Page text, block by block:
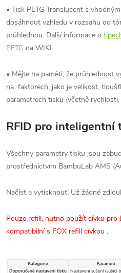
• Tisk PETG Translucent s
dosáhnout vzhledu v rozsahu od
průhlednou. Další informace o
PETG na WIKI.
• Mějte na paměti, že průhlednost
na faktorech, jako je velikost,
parametrech tisku (včetně
RFID pro inteligentní
Všechny parametry tisku jsou
prostřednictvím BambuLab AMS
Načíst a vytisknout! Už žádné
Pouze refill, nutno použít cívku pro
kompatibilní s FOX refill cívkou .